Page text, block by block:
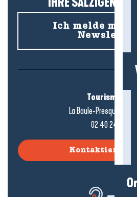
Ich melde
Newsletter
Tourismusbüro
La Baule-Presqu'île de
02 40 24 34 44
Kontaktieren